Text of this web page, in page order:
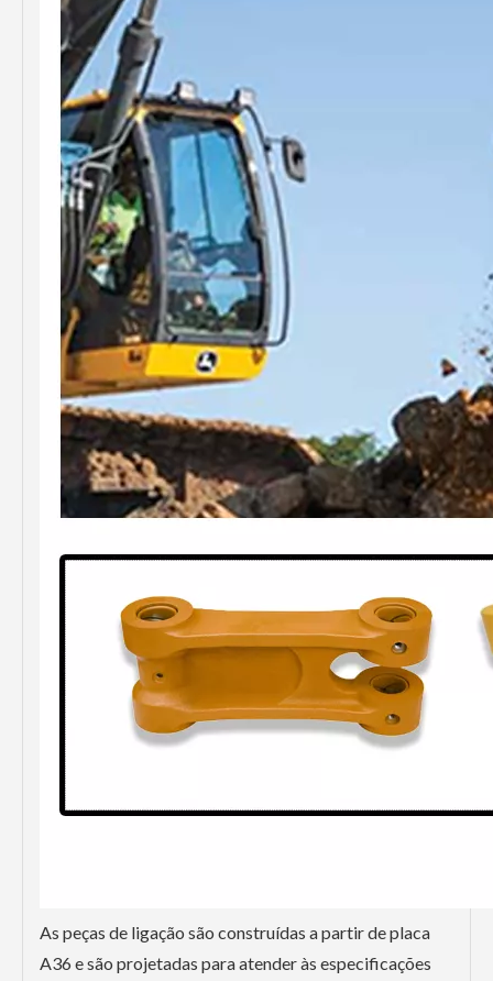
As peças de ligação são construídas a partir de placa
A36 e são projetadas para atender às especificações